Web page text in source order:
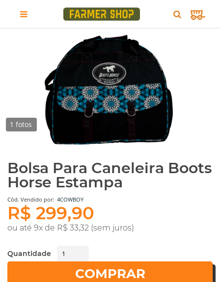
1 fotos
Bolsa Para Caneleira Boots
Horse Estampa
Cód. Vendido por: 4COWBOY
R$ 299,90
ou até 9x de R$ 33,32 (sem juros)
Quantidade
COMPRAR